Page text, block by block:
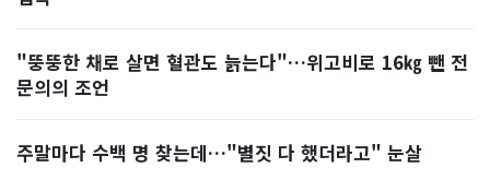
"뚱뚱한 채로 살면 혈관도 늙는다"…위고비로 16㎏ 뺀 전
문의의 조언
주말마다 수백 명 찾는데…"별짓 다 했더라고" 눈살